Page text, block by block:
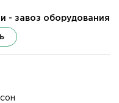
- завоз оборудования